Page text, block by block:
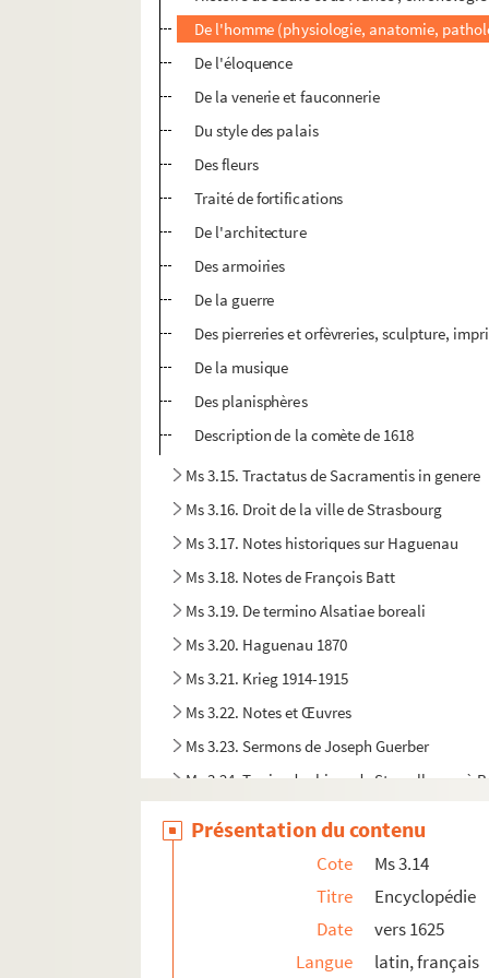
De l'homme (physiologie, anatomie,
De l'éloquence
De la venerie et fauconnerie
Du style des palais
Des fleurs
Traité de fortifications
De l'architecture
Des armoiries
De la guerre
Des pierreries et orfèvreries, sculpture,
De la musique
Des planisphères
Description de la comète de 1618
Ms 3.15. Tractatus de Sacramentis in genere
Ms 3.16. Droit de la ville de Strasbourg
Ms 3.17. Notes historiques sur Haguenau
Ms 3.18. Notes de François Batt
Ms 3.19. De termino Alsatiae boreali
Ms 3.20. Haguenau 1870
Ms 3.21. Krieg 1914-1915
Ms 3.22. Notes et Œuvres
Ms 3.23. Sermons de Joseph Guerber
Ms 3.24. Terrier des biens de Sturzelbronn à
Présentation du contenu
Cote
Ms 3.14
Titre
Encyclopédie
Date
vers 1625
Langue
latin, français